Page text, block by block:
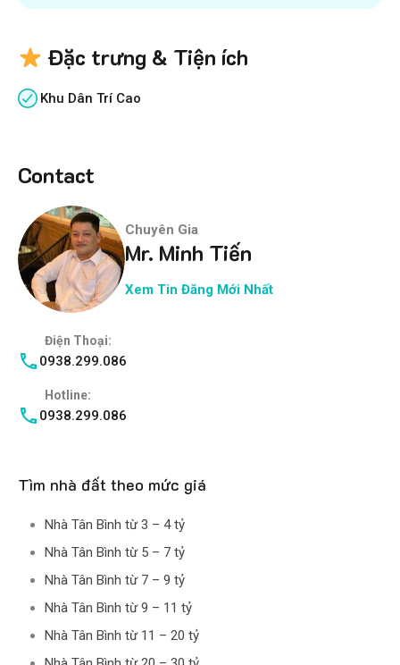
Đặc trưng & Tiện ích
Khu Dân Trí Cao
Contact
Chuyên Gia
Mr. Minh Tiến
Xem Tin Đăng Mới Nhất
Điện Thoại:
0938.299.086
Hotline:
0938.299.086
Tìm nhà đất theo mức giá
Nhà Tân Bình từ 3 – 4 tỷ
Nhà Tân Bình từ 5 – 7 tỷ
Nhà Tân Bình từ 7 – 9 tỷ
Nhà Tân Bình từ 9 – 11 tỷ
Nhà Tân Bình từ 11 – 20 tỷ